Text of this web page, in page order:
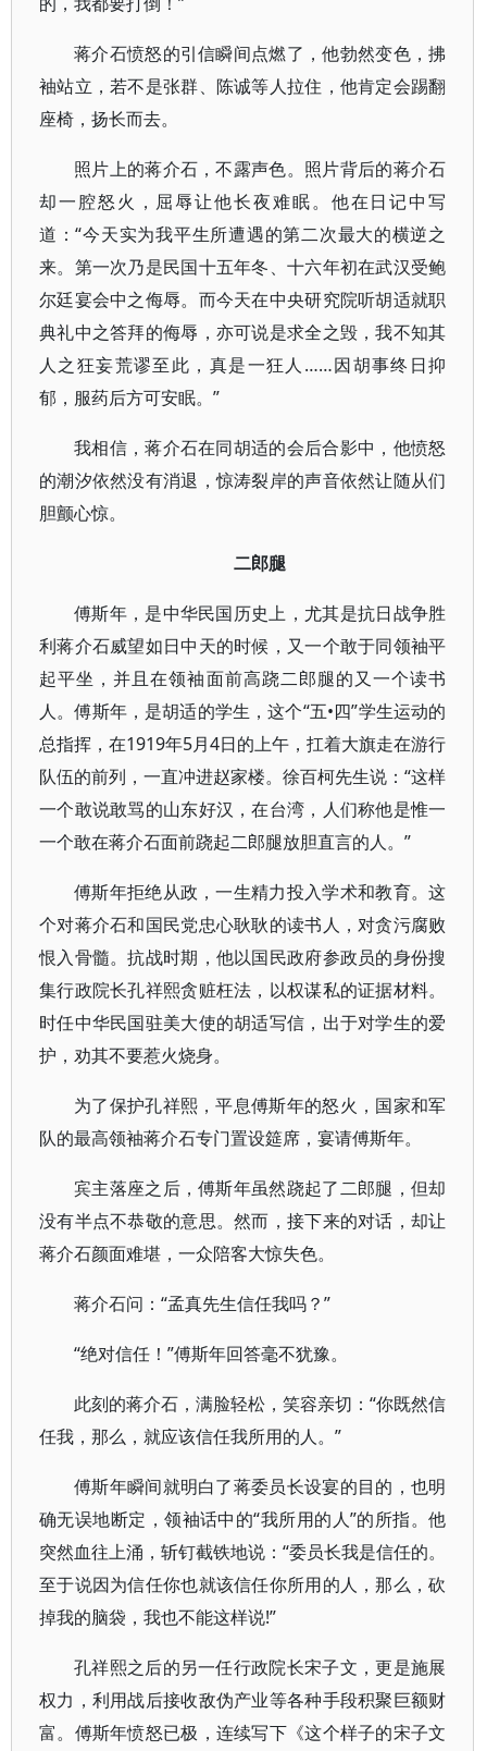
蒋介石愤怒的引信瞬间点燃了，他勃然变色，拂
袖站立，若不是张群、陈诚等人拉住，他肯定会踢翻
座椅，扬长而去。
照片上的蒋介石，不露声色。照片背后的蒋介石
却一腔怒火，屈辱让他长夜难眠。他在日记中写
道：“今天实为我平生所遭遇的第二次最大的横逆之
来。第一次乃是民国十五年冬、十六年初在武汉受鲍
尔廷宴会中之侮辱。而今天在中央研究院听胡适就职
典礼中之答拜的侮辱，亦可说是求全之毁，我不知其
人之狂妄荒谬至此，真是一狂人……因胡事终日抑
郁，服药后方可安眠。”
我相信，蒋介石在同胡适的会后合影中，他愤怒
的潮汐依然没有消退，惊涛裂岸的声音依然让随从们
胆颤心惊。
二郎腿
傅斯年，是中华民国历史上，尤其是抗日战争胜
利蒋介石威望如日中天的时候，又一个敢于同领袖平
起平坐，并且在领袖面前高跷二郎腿的又一个读书
人。傅斯年，是胡适的学生，这个“五•四”学生运动的
总指挥，在1919年5月4日的上午，扛着大旗走在游行
队伍的前列，一直冲进赵家楼。徐百柯先生说：“这样
一个敢说敢骂的山东好汉，在台湾，人们称他是惟一
一个敢在蒋介石面前跷起二郎腿放胆直言的人。”
傅斯年拒绝从政，一生精力投入学术和教育。这
个对蒋介石和国民党忠心耿耿的读书人，对贪污腐败
恨入骨髓。抗战时期，他以国民政府参政员的身份搜
集行政院长孔祥熙贪赃枉法，以权谋私的证据材料。
时任中华民国驻美大使的胡适写信，出于对学生的爱
护，劝其不要惹火烧身。
为了保护孔祥熙，平息傅斯年的怒火，国家和军
队的最高领袖蒋介石专门置设筵席，宴请傅斯年。
宾主落座之后，傅斯年虽然跷起了二郎腿，但却
没有半点不恭敬的意思。然而，接下来的对话，却让
蒋介石颜面难堪，一众陪客大惊失色。
蒋介石问：“孟真先生信任我吗？”
“绝对信任！”傅斯年回答毫不犹豫。
此刻的蒋介石，满脸轻松，笑容亲切：“你既然信
任我，那么，就应该信任我所用的人。”
傅斯年瞬间就明白了蒋委员长设宴的目的，也明
确无误地断定，领袖话中的“我所用的人”的所指。他
突然血往上涌，斩钉截铁地说：“委员长我是信任的。
至于说因为信任你也就该信任你所用的人，那么，砍
掉我的脑袋，我也不能这样说!”
孔祥熙之后的另一任行政院长宋子文，更是施展
权力，利用战后接收敌伪产业等各种手段积聚巨额财
富。傅斯年愤怒已极，连续写下《这个样子的宋子文